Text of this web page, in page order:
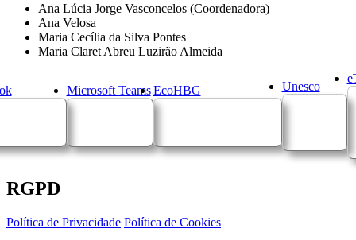
Ana Lúcia Jorge Vasconcelos (Coordenadora)
Ana Velosa
Maria Cecília da Silva Pontes
Maria Claret Abreu Luzirão Almeida
Microsoft Teams EcoHBG Unesco
RGPD
Política de Privacidade Política de Cookies